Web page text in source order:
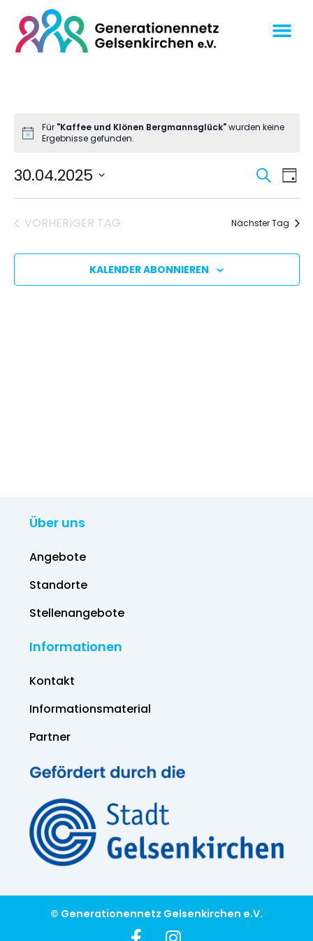
Für "Kaffee und Klönen Bergmannsglück"wurden keine
Ergebnisse gefunden.
Suche
und
SUCHE
TAG
30.04.2025
wählen.
VORHERIGER TAG
Nächster Tag
KALENDER ABONNIEREN
Über uns
Angebote
Standorte
Stellenangebote
Informationen
Kontakt
Informations­material
Partner
© Generationennetz Gelsenkirchen e.V.